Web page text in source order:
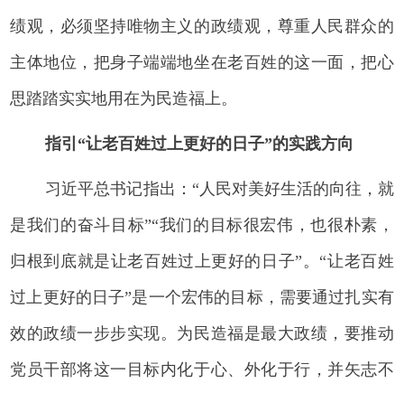
绩观，必须坚持唯物主义的政绩观，尊重人民群众的
主体地位，把身子端端地坐在老百姓的这一面，把心
思踏踏实实地用在为民造福上。
指引“让老百姓过上更好的日子”的实践方向
习近平总书记指出：“人民对美好生活的向往，就
是我们的奋斗目标”“我们的目标很宏伟，也很朴素，
归根到底就是让老百姓过上更好的日子”。“让老百姓
过上更好的日子”是一个宏伟的目标，需要通过扎实有
效的政绩一步步实现。为民造福是最大政绩，要推动
党员干部将这一目标内化于心、外化于行，并矢志不